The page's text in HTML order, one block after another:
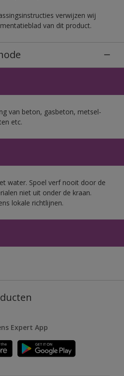
verwijzen wij
van dit product.
van beton, gasbeton, metsel-
etc.
water. Spoel verf nooit door de
niet uit onder de kraan.
lokale richtlijnen.
Expert App